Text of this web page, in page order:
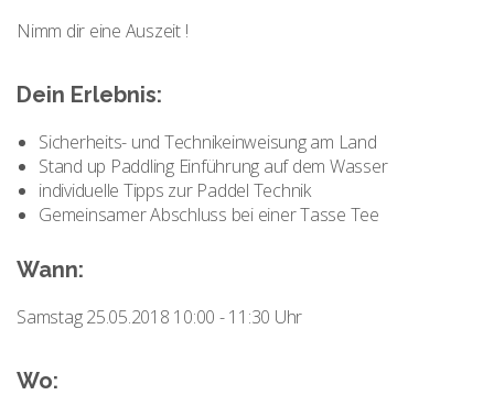
Nimm dir eine Auszeit !
Dein Erlebnis:
Sicherheits- und Technikeinweisung am Land
Stand up Paddling Einführung auf dem Wasser
individuelle Tipps zur Paddel Technik
Gemeinsamer Abschluss bei einer Tasse Tee
Wann:
Samstag 25.05.2018 10:00 - 11:30 Uhr
Wo: